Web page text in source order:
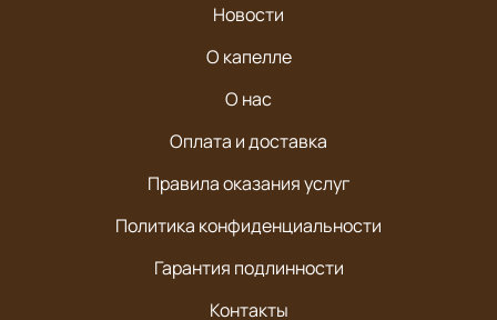
Новости
О капелле
О нас
Оплата и доставка
Правила оказания услуг
Политика конфиденциальности
Гарантия подлинности
Контакты